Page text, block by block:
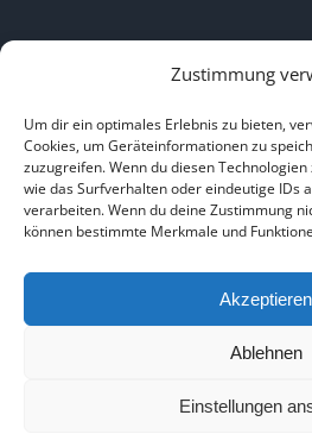
Zustimmung
Um dir ein optimales Erlebnis zu bieten,
Cookies, um Geräteinformationen zu
zuzugreifen. Wenn du diesen
wie das Surfverhalten oder eindeutige IDs
verarbeiten. Wenn du deine Zustimmung
können bestimmte Merkmale und
Akzeptieren
Ablehnen
Einstellungen
HOME|ÜBER UNS|IMPRESSUM
BILDNACHWEISE
Copyright